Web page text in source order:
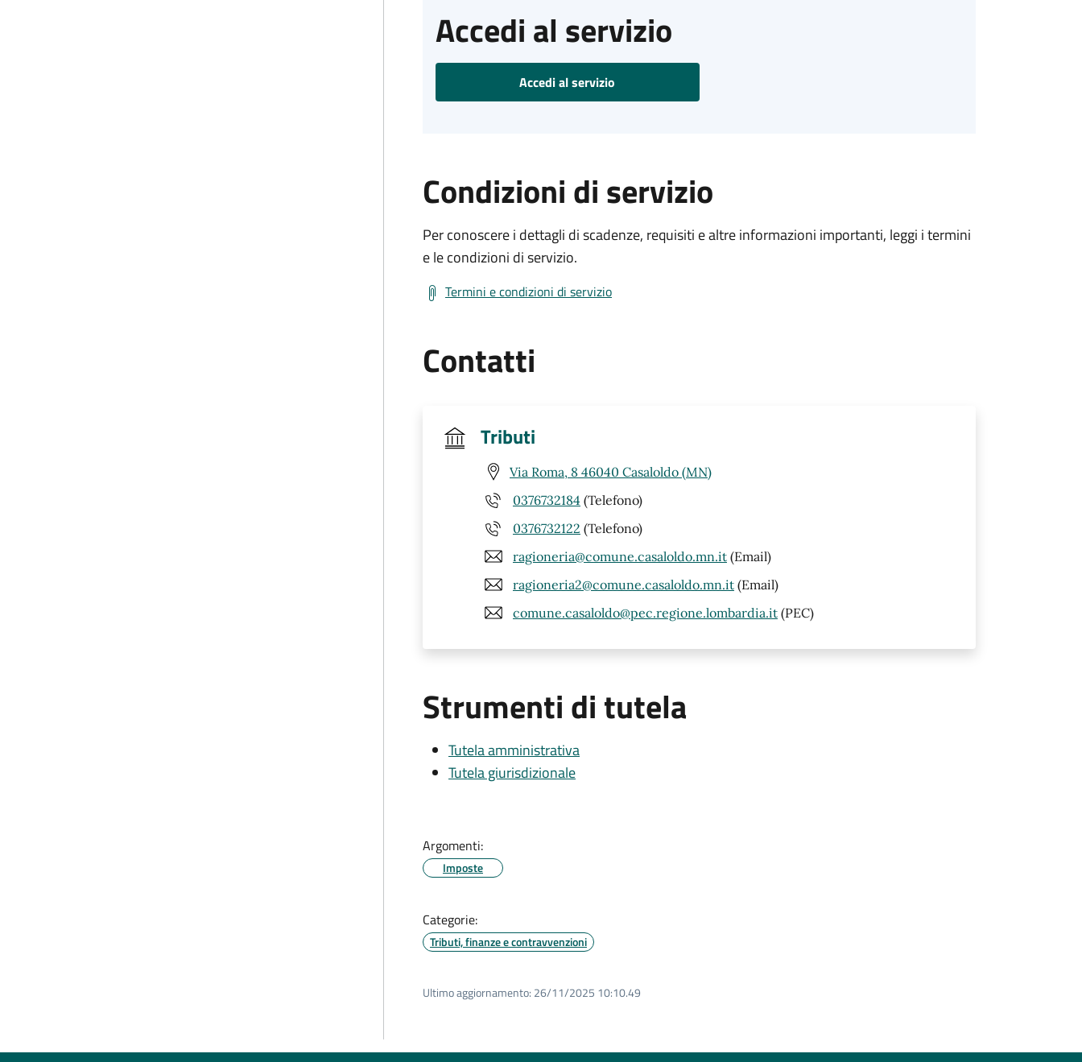
Accedi al servizio
Accedi al servizio
Condizioni di servizio
Per conoscere i dettagli di scadenze, requisiti e altre informazioni importanti, leggi i termini
e le condizioni di servizio.
Termini e condizioni di servizio
Contatti
Tributi
Via Roma, 8 46040 Casaloldo (MN)
0376732184 (Telefono)
0376732122 (Telefono)
ragioneria@comune.casaloldo.mn.it (Email)
ragioneria2@comune.casaloldo.mn.it (Email)
comune.casaloldo@pec.regione.lombardia.it (PEC)
Strumenti di tutela
Tutela amministrativa
Tutela giurisdizionale
Argomenti:
Imposte
Categorie:
Tributi, finanze e contravvenzioni
Ultimo aggiornamento: 26/11/2025 10:10.49